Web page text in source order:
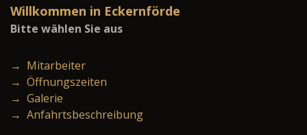
Willkommen in Eckernförde
Bitte wählen Sie aus
→ Mitarbeiter
→ Öffnungszeiten
→ Galerie
→ Anfahrtsbeschreibung